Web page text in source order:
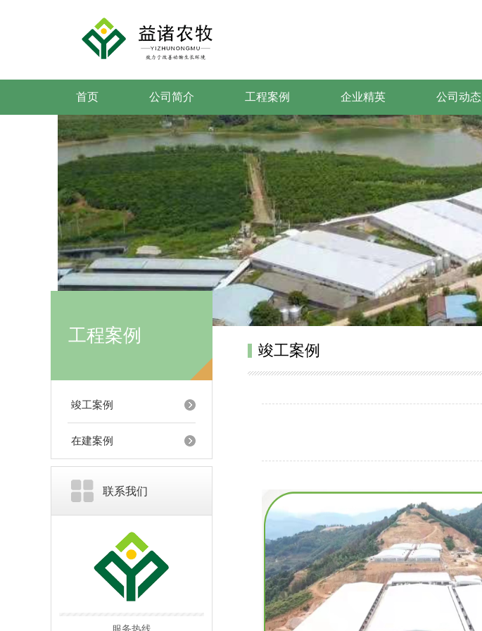
首页 公司简介 工程案例 企业精英 公司动态
工程案例
竣工案例
在建案例
联系我们
竣工案例